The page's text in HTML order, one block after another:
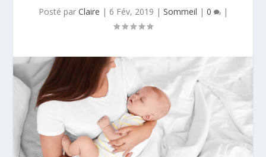
Posté par Claire | 6 Fév, 2019 | Sommeil | 0 |